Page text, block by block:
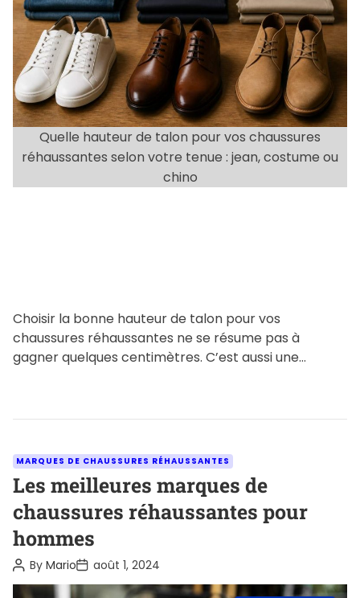
Quelle hauteur de talon pour vos chaussures
réhaussantes selon votre tenue : jean, costume ou
chino
m
a
t
e
d
r
e
a
t
Choisir la bonne hauteur de talon pour vos
chaussures réhaussantes ne se résume pas à
gagner quelques centimètres. C’est aussi une
C
a
e
g
o
r
MARQUES DE CHAUSSURES RÉHAUSSANTES
Les meilleures marques de
chaussures réhaussantes pour
hommes
P
o
s
By MarioP
o
s
août 1, 2024